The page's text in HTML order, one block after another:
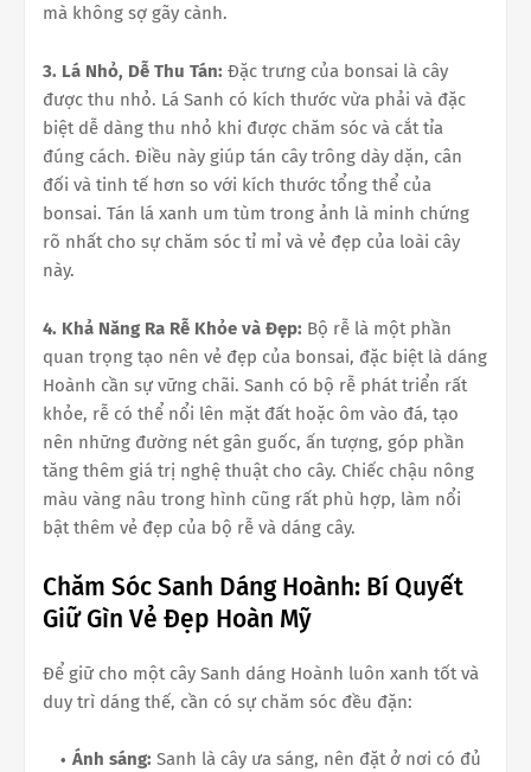
mà không sợ gãy cành.
3. Lá Nhỏ, Dễ Thu Tán: Đặc trưng của bonsai là cây
được thu nhỏ. Lá Sanh có kích thước vừa phải và đặc
biệt dễ dàng thu nhỏ khi được chăm sóc và cắt tỉa
đúng cách. Điều này giúp tán cây trông dày dặn, cân
đối và tinh tế hơn so với kích thước tổng thể của
bonsai. Tán lá xanh um tùm trong ảnh là minh chứng
rõ nhất cho sự chăm sóc tỉ mỉ và vẻ đẹp của loài cây
này.
4. Khả Năng Ra Rễ Khỏe và Đẹp: Bộ rễ là một phần
quan trọng tạo nên vẻ đẹp của bonsai, đặc biệt là dáng
Hoành cần sự vững chãi. Sanh có bộ rễ phát triển rất
khỏe, rễ có thể nổi lên mặt đất hoặc ôm vào đá, tạo
nên những đường nét gân guốc, ấn tượng, góp phần
tăng thêm giá trị nghệ thuật cho cây. Chiếc chậu nông
màu vàng nâu trong hình cũng rất phù hợp, làm nổi
bật thêm vẻ đẹp của bộ rễ và dáng cây.
Chăm Sóc Sanh Dáng Hoành: Bí Quyết
Giữ Gìn Vẻ Đẹp Hoàn Mỹ
Để giữ cho một cây Sanh dáng Hoành luôn xanh tốt và
duy trì dáng thế, cần có sự chăm sóc đều đặn:
Ánh sáng: Sanh là cây ưa sáng, nên đặt ở nơi có đủ